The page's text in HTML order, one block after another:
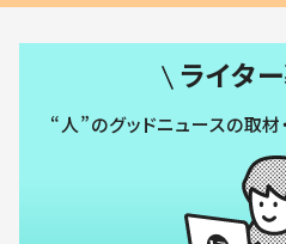
ライター
“人”のグッドニュースの取材